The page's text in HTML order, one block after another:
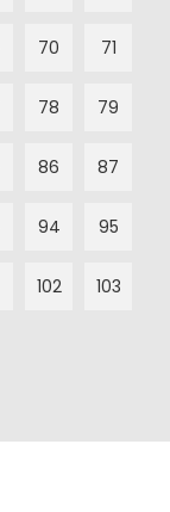
70 71
78 79
86 87
94 95
102 103